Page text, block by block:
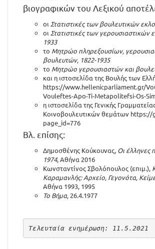
βιογραφικών του Λεξικού
οι Στατιστικές των βουλευτικών
οι Στατιστικές των γερουσιαστικών
1933
το Μητρώο πληρεξουσίων,
βουλευτών, 1822-1935
το Μητρώο γερουσιαστών και
και η ιστοσελίδα της Βουλής των
https://www.hellenicparliament.gr/
Vouleftes-Apo-Ti-Metapolitefsi-Os-
η ιστοσελίδα της Γενικής
Κοινοβουλευτικών θεμάτων https://
page_id=776
Βλ. επίσης:
Δημοσθένης Κούκουνας, Οι έλληνες
1974, Αθήνα 2016
Κωνσταντίνος Σβολόπουλος (επιμ.),
Καραμανλής: Αρχείο, Γεγονότα,
Αθήνα 1993, 1995
Το Βήμα, 26.4.1977
Τελευταία ενημέρωση: 11.5.2021